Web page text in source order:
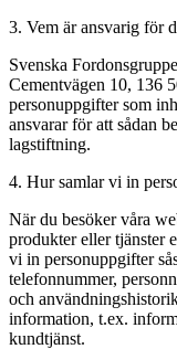
3. Vem är ansvarig för
Svenska
Cementvägen 10, 136
personuppgifter som
ansvarar för att sådan
lagstiftning.
4. Hur samlar vi in
När du besöker våra
produkter eller tjänster
vi in personuppgifter
telefonnummer,
och
information, t.ex.
kundtjänst.